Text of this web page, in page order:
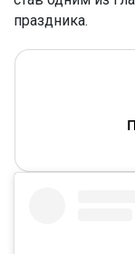
праздника.